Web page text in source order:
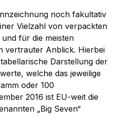
noch fakultativ
Vielzahl von verpackten
für die meisten
vertrauter Anblick. Hierbei
Darstellung der
welche das jeweilige
oder 100
2016 ist EU-weit die
„Big Seven“